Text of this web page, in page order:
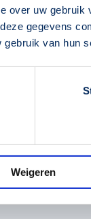
over uw
gegevens
van hun
Weigeren